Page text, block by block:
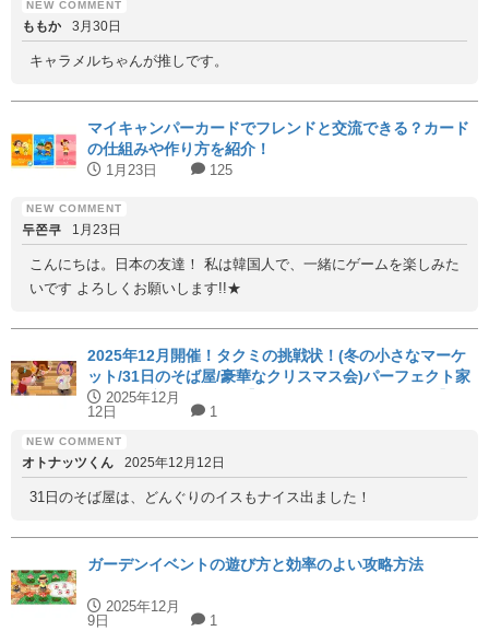
ももか 3月30日
キャラメルちゃんが推しです。
マイキャンパーカードでフレンドと交流できる？カード
の仕組みや作り方を紹介！
1月23日 125
두쫀쿠 1月23日
こんにちは。日本の友達！ 私は韓国人で、一緒にゲームを楽しみた
いです よろしくお願いします!!★
2025年12月開催！タクミの挑戦状！(冬の小さなマーケ
ット/31日のそば屋/豪華なクリスマス会)パーフェクト家
具と代用家具を紹介！【ハッピーホームアカデミー】
2025年12月
12日
1
オトナッツくん 2025年12月12日
31日のそば屋は、どんぐりのイスもナイス出ました！
ガーデンイベントの遊び方と効率のよい攻略方法
2025年12月
9日
1